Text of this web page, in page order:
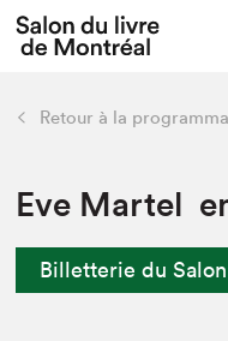
L'événement
Préparer sa
Actualités
retour
Préparer sa visite
Liens pratiques
Retour à la
Eve Martel
Billetterie du